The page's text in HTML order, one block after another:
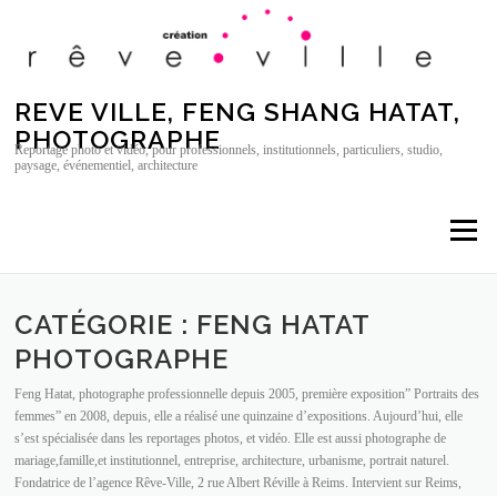
REVE VILLE, FENG SHANG HATAT,
PHOTOGRAPHE
Reportage photo et vidéo, pour professionnels, institutionnels, particuliers, studio,
paysage, événementiel, architecture
Menu
CATÉGORIE : FENG HATAT
PHOTOGRAPHE
Feng Hatat, photographe professionnelle depuis 2005, première exposition” Portraits des
femmes” en 2008, depuis, elle a réalisé une quinzaine d’expositions. Aujourd’hui, elle
s’est spécialisée dans les reportages photos, et vidéo. Elle est aussi photographe de
mariage,famille,et institutionnel, entreprise, architecture, urbanisme, portrait naturel.
Fondatrice de l’agence Rêve-Ville, 2 rue Albert Réville à Reims. Intervient sur Reims,